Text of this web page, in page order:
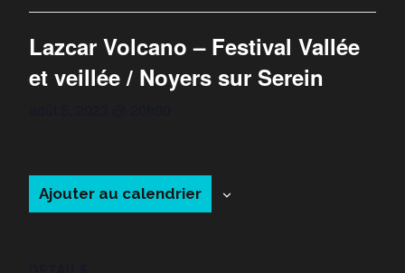
Lazcar Volcano – Festival Vallée
et veillée / Noyers sur Serein
Ajouter au calendrier